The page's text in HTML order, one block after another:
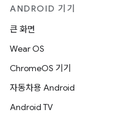
ANDROID 기기
큰 화면
Wear OS
ChromeOS 기기
자동차용 Android
Android TV